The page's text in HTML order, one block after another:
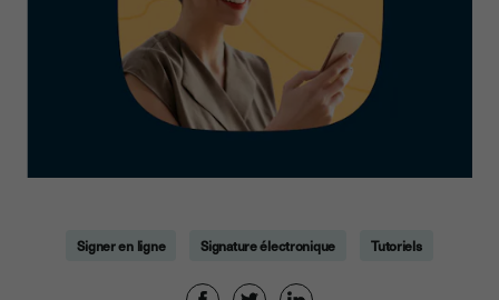
Signer en ligne Signature électronique Tutoriels